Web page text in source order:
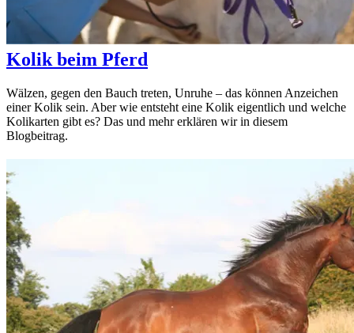
Kolik beim Pferd
Wälzen, gegen den Bauch treten, Unruhe – das können Anzeichen
einer Kolik sein. Aber wie entsteht eine Kolik eigentlich und welche
Kolikarten gibt es? Das und mehr erklären wir in diesem
Blogbeitrag.